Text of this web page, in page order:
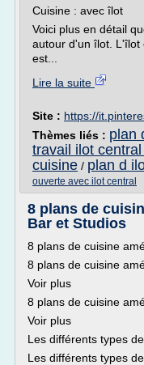
Cuisine : avec îlot
Voici plus en détail
autour d'un îlot. L'îlot
est...
Lire la suite
Site : https://
Thèmes liés : plan
travail ilot
cuisine / plan d
ouverte avec ilot central
8 plans de
Bar et Studios
8 plans de cuisine
8 plans de cuisine
Voir plus
8 plans de cuisine
Voir plus
Les différents types
Les différents types